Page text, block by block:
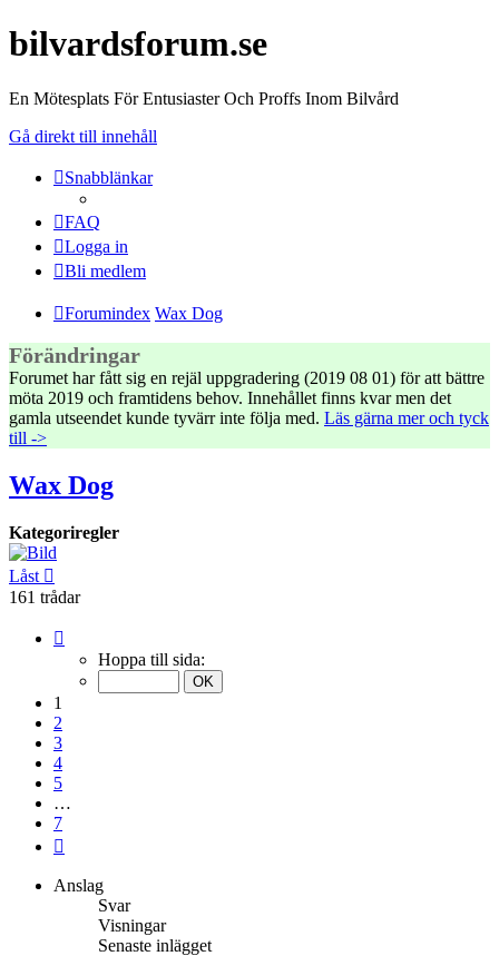
bilvardsforum.se
En Mötesplats För Entusiaster Och Proffs Inom Bilvård
Gå direkt till innehåll
Snabblänkar
FAQ
Logga in
Bli medlem
Forumindex Wax Dog
Förändringar
Forumet har fått sig en rejäl uppgradering (2019 08 01) för att bättre
möta 2019 och framtidens behov. Innehållet finns kvar men det
gamla utseendet kunde tyvärr inte följa med. Läs gärna mer och tyck
till ->
Wax Dog
Kategoriregler
Låst
161 trådar
Hoppa till sida:
1
2
3
4
5
…
7
Anslag
Svar
Visningar
Senaste inlägget